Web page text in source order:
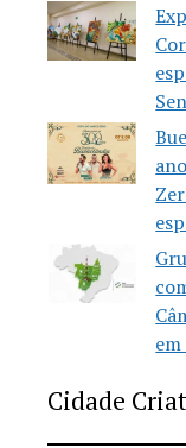
Cidade